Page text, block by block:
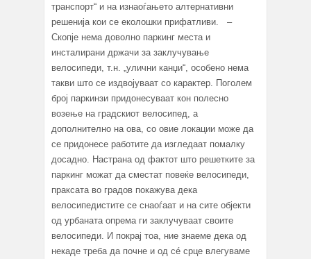
транспорт“ и на изнаоѓањето алтернативни
решенија кои се еколошки прифатливи. –
Скопје нема доволно паркинг места и
инсталирани држачи за заклучување
велосипеди, т.н. „улични канџи“, особено нема
такви што се издвојуваат со карактер. Поголем
број паркинзи придонесуваат кон полесно
возење на градскиот велосипед, а
дополнително на ова, со овие локации може да
се придонесе работите да изгледаат помалку
досадно. Настрана од фактот што решетките за
паркинг можат да сместат повеќе велосипеди,
праксата во градов покажува дека
велосипедистите се снаоѓаат и на сите објекти
од урбаната опрема ги заклучуваат своите
велосипеди. И покрај тоа, ние знаеме дека од
некаде треба да почне и од сé срце влегуваме